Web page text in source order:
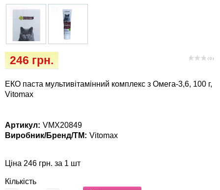
( 0 )
246 грн.
ЕКО паста мультивітамінний комплекс з Омега-3,6, 100 г,
Vitomax
Артикул: VMX20849
Виробник/Бренд/ТМ: Vitomax
Ціна 246 грн. за 1 шт
Кількість
Ласощі та корма
собак
Лежаки, будиночки, охолоджуючи
коврики
Миски, автогодівниці, поїлки
Перенесення, сумки, клітини
Післяопераційні засоби та витратні